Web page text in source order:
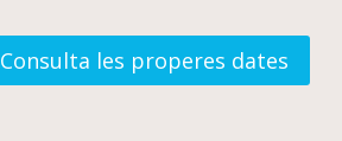
Consulta les properes dates